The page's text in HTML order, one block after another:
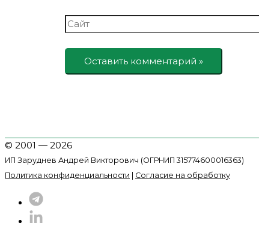
Сайт
© 2001 — 2026
ИП Заруднев Андрей Викторович (ОГРНИП 315774600016363)
Политика конфиденциальности
Согласие на обработку